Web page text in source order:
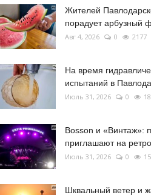
Жителей
порадует арбузный
Авг 4, 2026 0 2177
На время
испытаний в
Июль 31, 2026 0
Bosson и «Винтаж»:
приглашают на
Июль 31, 2026 0
Шквальный ветер и